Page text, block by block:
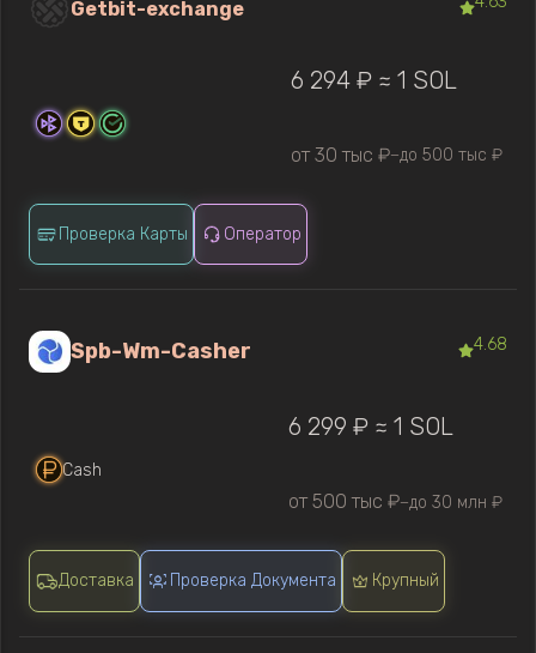
Getbit-exchange
6 294 ₽ ≈ 1 SOL
от 30 тыс ₽—до 500 тыс ₽
Проверка Карты Оператор
Spb-Wm-Casher 4.68
Cash
6 299 ₽ ≈ 1 SOL
от 500 тыс ₽—до 30 млн ₽
Доставка Проверка Документа Крупный